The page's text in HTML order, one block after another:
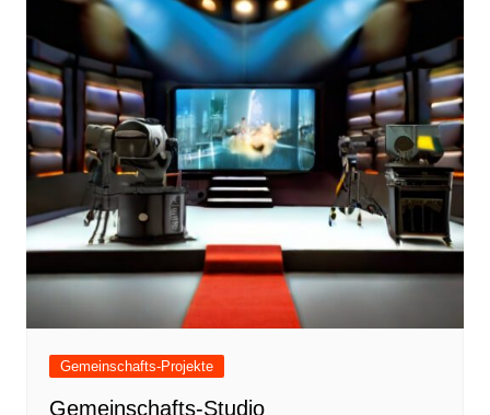
Gemeinschafts-Projekte
Gemeinschafts-Studio